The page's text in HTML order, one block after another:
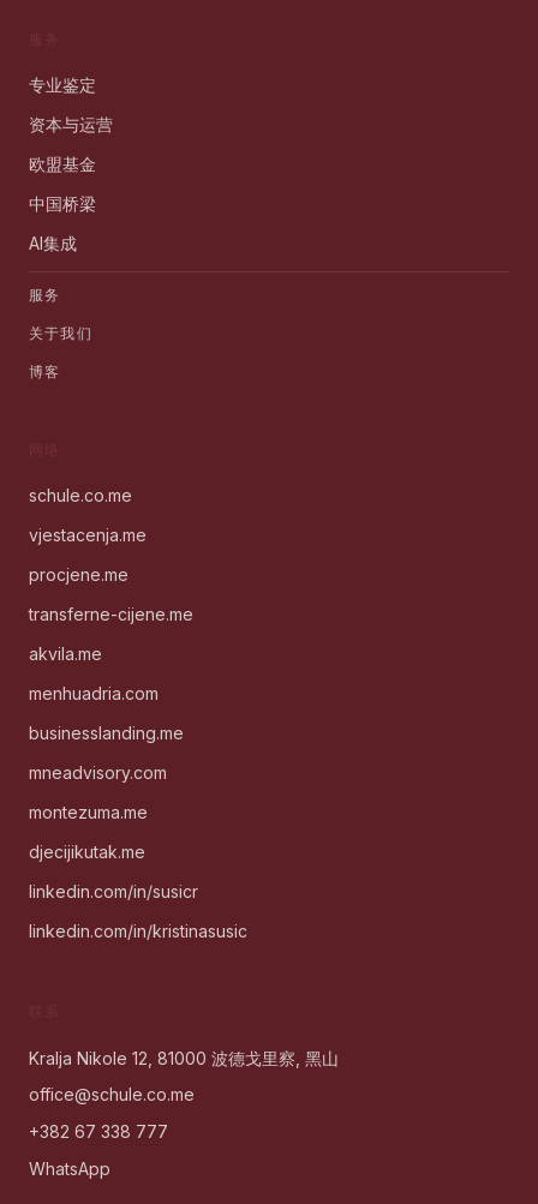
专业鉴定
资本与运营
欧盟基金
中国桥梁
AI集成
服务
关于我们
博客
schule.co.me
vjestacenja.me
procjene.me
transferne-cijene.me
akvila.me
menhuadria.com
businesslanding.me
mneadvisory.com
montezuma.me
djecijikutak.me
linkedin.com/in/susicr
linkedin.com/in/kristinasusic
Kralja Nikole 12, 81000 波德戈里察, 黑山
office@schule.co.me
+382 67 338 777
WhatsApp